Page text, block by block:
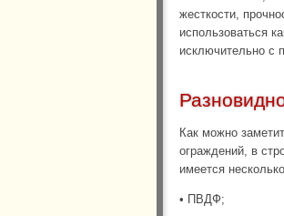
жесткости,
использоваться
исключительно с
Как можно
ограждений, в
имеется
• ПВДФ;